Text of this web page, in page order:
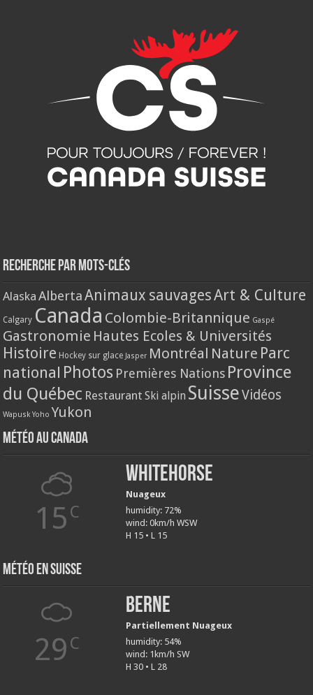
Recherche par mots-clés
Alaska Alberta Animaux sauvagesArt & Culture
Calgary Canada Colombie-Britannique Gaspé
Gastronomie Hautes Ecoles & Universités
Histoire Hockey sur glace Jasper Montréal Nature Parc
national Photos Premières Nations Province
du Québec Restaurant Ski alpin SuisseVidéos
Wapusk Yoho Yukon
Météo au Canada
15 C
Whitehorse
Nuageux
humidity: 72%
wind: 0km/h WSW
H 15 • L 15
Météo en Suisse
29 C
Berne
Partiellement Nuageux
humidity: 54%
wind: 1km/h SW
H 30 • L 28